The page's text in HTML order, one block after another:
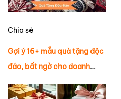
Chia sẻ
Gợi ý 16+ mẫu quà tặng độc
đáo, bất ngờ cho doanh